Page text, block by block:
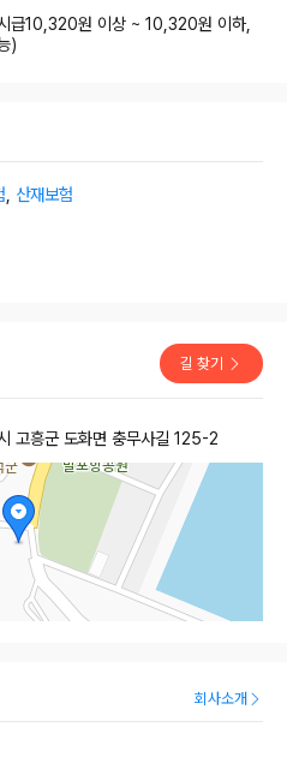
급10,320원 이상 ~ 10,320원 이하,
)
산재보험
길 찾기
고흥군 도화면 충무사길 125-2
회사소개